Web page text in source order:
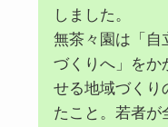
しました。
無茶々園は「自
づくりへ」をか
せる地域づくり
たこと。若者が